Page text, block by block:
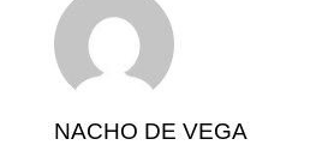
NACHO DE VEGA